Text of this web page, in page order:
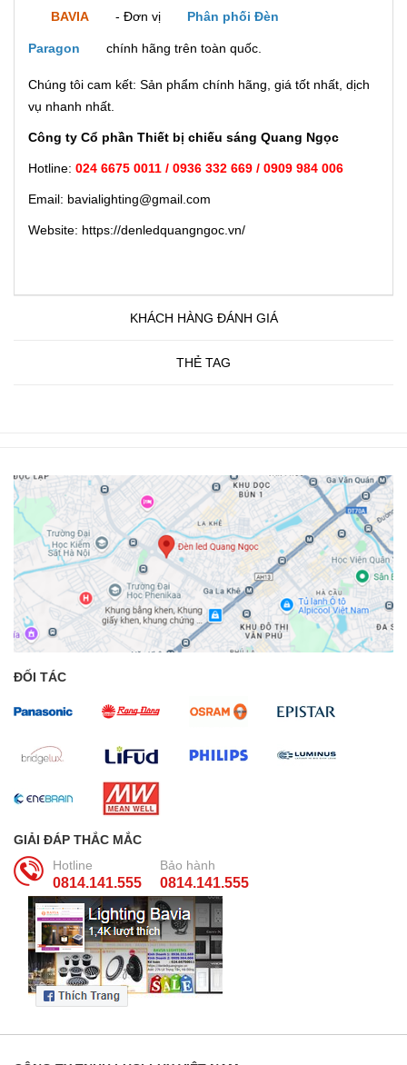
BAVIA
- Đơn vị Phân phối Đèn
Paragon chính hãng trên toàn quốc.
Chúng tôi cam kết: Sản phẩm chính hãng, giá tốt nhất, dịch
vụ nhanh nhất.
Công ty Cổ phần Thiết bị chiếu sáng Quang Ngọc
Hotline: 024 6675 0011 / 0936 332 669 / 0909 984 006
Email: bavialighting@gmail.com
Website: https://denledquangngoc.vn/
KHÁCH HÀNG ĐÁNH GIÁ
THẺ TAG
ĐỐI TÁC
GIẢI ĐÁP THẮC MẮC
Hotline
0814.141.555
Bảo hành
0814.141.555